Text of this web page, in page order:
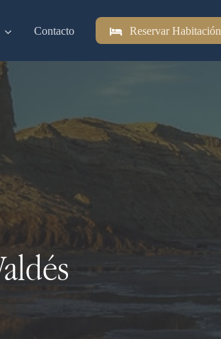
Contacto Reservar Habitación